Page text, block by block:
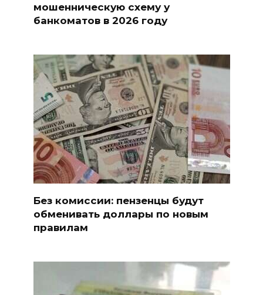
мошенническую схему у
банкоматов в 2026 году
Без комиссии: пензенцы будут
обменивать доллары по новым
правилам